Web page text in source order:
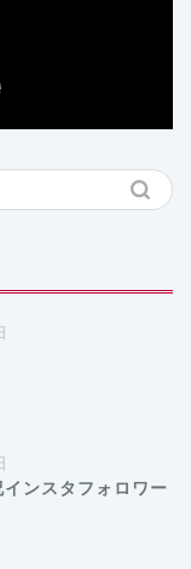
ンスタフォロワー